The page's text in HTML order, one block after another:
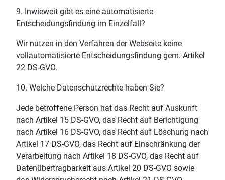
9. Inwieweit gibt es eine automatisierte
Entscheidungsfindung im Einzelfall?
Wir nutzen in den Verfahren der Webseite keine
vollautomatisierte Entscheidungsfindung gem. Artikel
22 DS-GVO.
10. Welche Datenschutzrechte haben Sie?
Jede betroffene Person hat das Recht auf Auskunft
nach Artikel 15 DS-GVO, das Recht auf Berichtigung
nach Artikel 16 DS-GVO, das Recht auf Löschung nach
Artikel 17 DS-GVO, das Recht auf Einschränkung der
Verarbeitung nach Artikel 18 DS-GVO, das Recht auf
Datenübertragbarkeit aus Artikel 20 DS-GVO sowie